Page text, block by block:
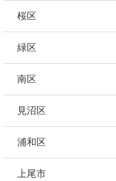
桜区
緑区
南区
見沼区
浦和区
上尾市